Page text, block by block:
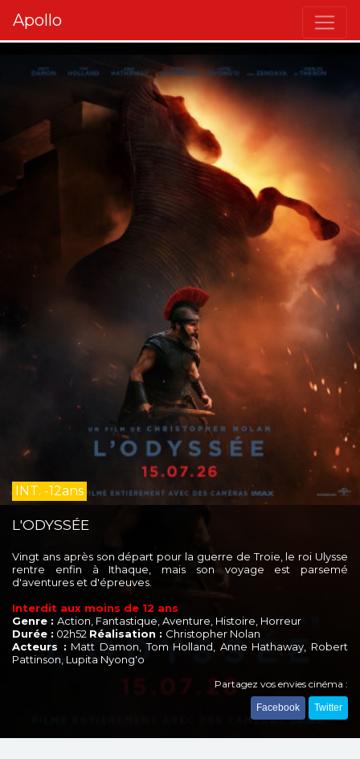
Apollo
INT. -12ans
L'ODYSSÉE
Vingt ans après son départ pour la guerre de Troie, le roi Ulysse
rentre enfin à Ithaque, mais son voyage est parsemé
d'aventures et d'épreuves.
Interdit aux moins de 12 ans
Genre : Action, Fantastique, Aventure, Histoire, Horreur
Durée : 02h52 Réalisation : Christopher Nolan
Acteurs : Matt Damon, Tom Holland, Anne Hathaway, Robert
Pattinson, Lupita Nyong'o
Partagez vos envies cinéma :
Facebook Twitter